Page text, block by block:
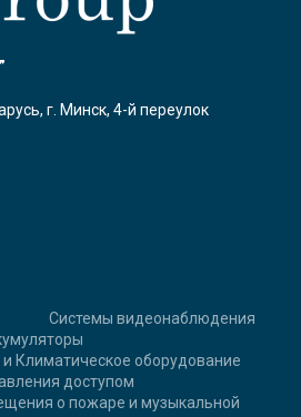
г. Минск, 4-й переулок
Системы видеонаблюдения
Климатическое оборудование
доступом
о пожаре и музыкальной